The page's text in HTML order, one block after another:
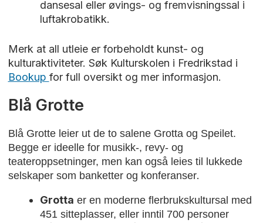
dansesal eller øvings- og fremvisningssal i
luftakrobatikk.
Merk at all utleie er forbeholdt kunst- og
kulturaktiviteter. Søk Kulturskolen i Fredrikstad i
Bookup for full oversikt og mer informasjon.
Blå Grotte
Blå Grotte leier ut de to salene Grotta og Speilet.
Begge er ideelle for musikk-, revy- og
teateroppsetninger, men kan også leies til lukkede
selskaper som banketter og konferanser.
Grotta er en moderne flerbrukskultursal med
451 sitteplasser, eller inntil 700 personer